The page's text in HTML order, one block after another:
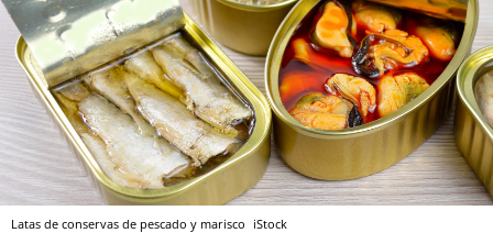
Latas de conservas de pescado y marisco iStock